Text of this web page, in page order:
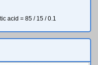
acid = 85 / 15 / 0.1